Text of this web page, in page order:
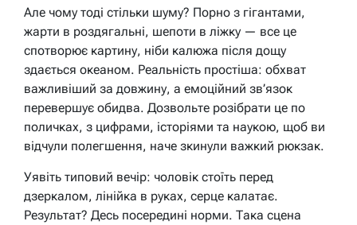
Але чому тоді стільки шуму? Порно з гігантами,
жарти в роздягальні, шепоти в ліжку — все це
спотворює картину, ніби калюжа після дощу
здається океаном. Реальність простіша: обхват
важливіший за довжину, а емоційний зв’язок
перевершує обидва. Дозвольте розібрати це по
поличках, з цифрами, історіями та наукою, щоб ви
відчули полегшення, наче зкинули важкий рюкзак.
Уявіть типовий вечір: чоловік стоїть перед
дзеркалом, лінійка в руках, серце калатає.
Результат? Десь посередині норми. Така сцена